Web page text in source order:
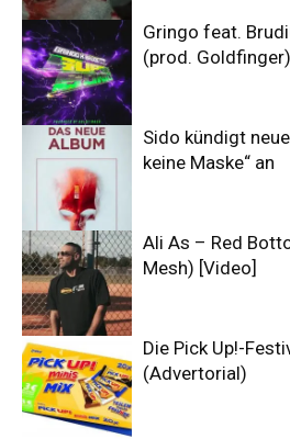
Gringo feat.
(prod.
Sido kündigt
keine Maske“ an
Ali As – Red
Mesh) [Video]
Die Pick Up!-
(Advertorial)